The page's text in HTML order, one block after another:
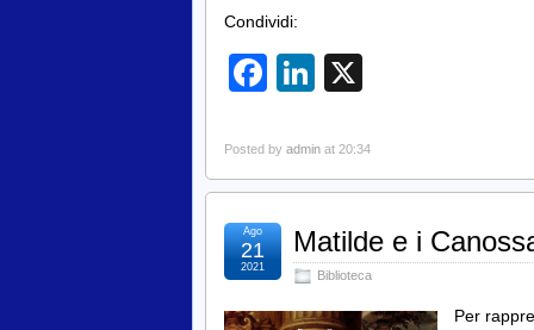
Condividi:
Facebook
LinkedIn
Posted by admin at 20:34
Matilde e i
Biblioteca
Ago
21
2021
Per